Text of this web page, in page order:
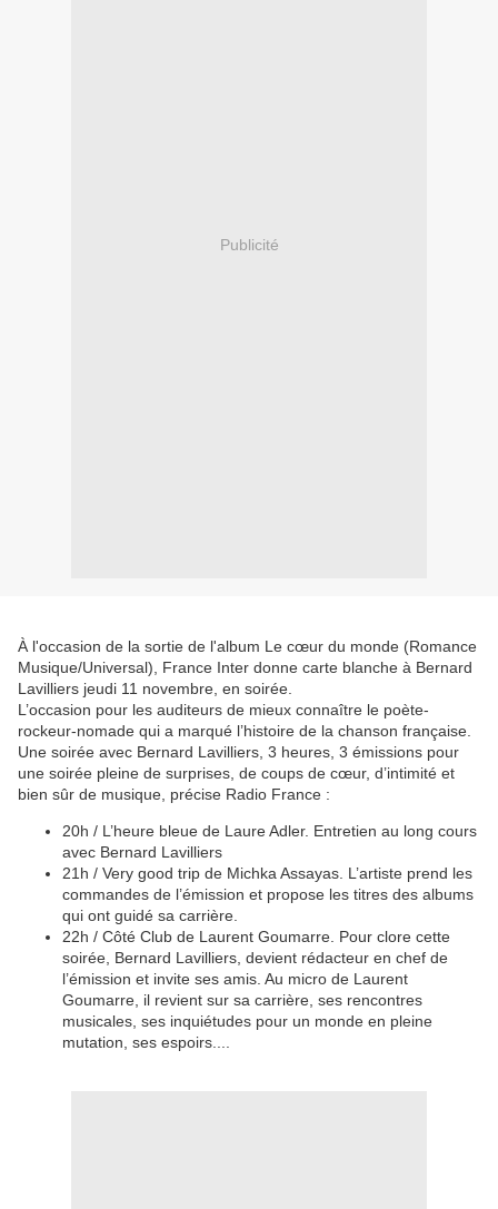
Publicité
À l'occasion de la sortie de l'album Le cœur du monde (Romance
Musique/Universal), France Inter donne carte blanche à Bernard
Lavilliers jeudi 11 novembre, en soirée.
L’occasion pour les auditeurs de mieux connaître le poète-
rockeur-nomade qui a marqué l’histoire de la chanson française.
Une soirée avec Bernard Lavilliers, 3 heures, 3 émissions pour
une soirée pleine de surprises, de coups de cœur, d’intimité et
bien sûr de musique, précise Radio France :
20h / L’heure bleue de Laure Adler. Entretien au long cours
avec Bernard Lavilliers
21h / Very good trip de Michka Assayas. L’artiste prend les
commandes de l’émission et propose les titres des albums
qui ont guidé sa carrière.
22h / Côté Club de Laurent Goumarre. Pour clore cette
soirée, Bernard Lavilliers, devient rédacteur en chef de
l’émission et invite ses amis. Au micro de Laurent
Goumarre, il revient sur sa carrière, ses rencontres
musicales, ses inquiétudes pour un monde en pleine
mutation, ses espoirs....